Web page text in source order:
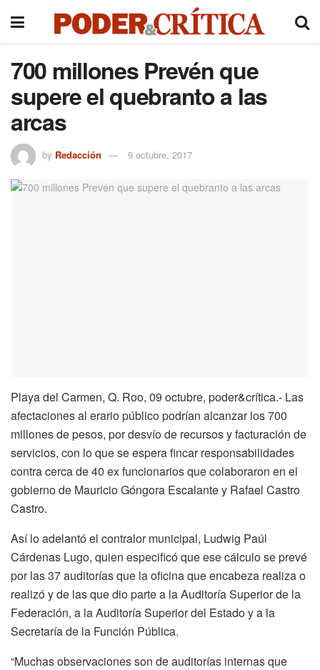
700 millones Prevén que
supere el quebranto a las
arcas
by Redacción 9 octubre, 2017
Playa del Carmen, Q. Roo, 09 octubre, poder&crítica.- Las
afectaciones al erario público podrían alcanzar los 700
millones de pesos, por desvío de recursos y facturación de
servicios, con lo que se espera fincar responsabilidades
contra cerca de 40 ex funcionarios que colaboraron en el
gobierno de Mauricio Góngora Escalante y Rafael Castro
Castro.
Así lo adelantó el contralor municipal, Ludwig Paúl
Cárdenas Lugo, quien especificó que ese cálculo se prevé
por las 37 auditorías que la oficina que encabeza realiza o
realizó y de las que dio parte a la Auditoría Superior de la
Federación, a la Auditoría Superior del Estado y a la
Secretaría de la Función Pública.
“Muchas observaciones son de auditorías internas que